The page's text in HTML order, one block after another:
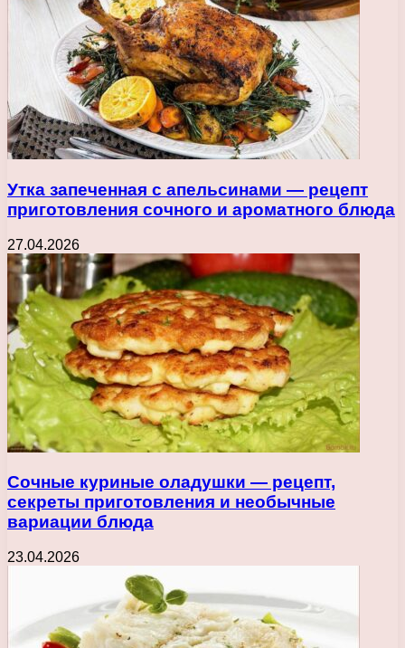
Утка запеченная с апельсинами — рецепт
приготовления сочного и ароматного блюда
27.04.2026
Сочные куриные оладушки — рецепт,
секреты приготовления и необычные
вариации блюда
23.04.2026